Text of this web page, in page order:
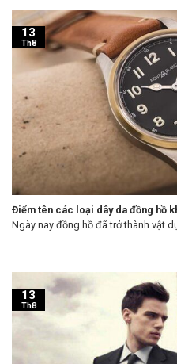
Điểm tên các loại dây da đồng hồ
Ngày nay đồng hồ đã trở thành vật
13
Th8
13
Th8